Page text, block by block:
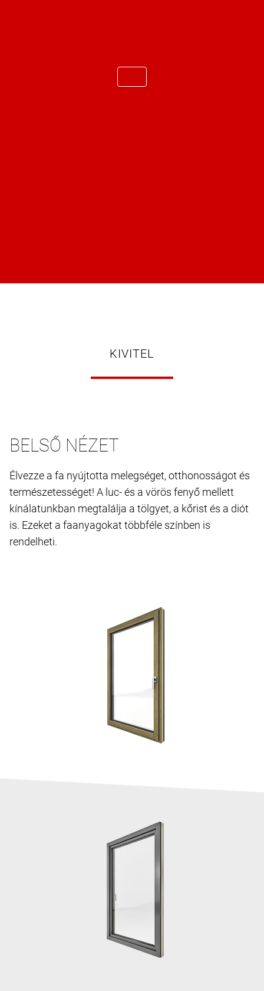
KIVITEL
BELSŐ NÉZET
Élvezze a fa nyújtotta melegséget, otthonosságot és
természetességet! A luc- és a vörös fenyő mellett
kínálatunkban megtalálja a tölgyet, a kőrist és a diót
is. Ezeket a faanyagokat többféle színben is
rendelheti.